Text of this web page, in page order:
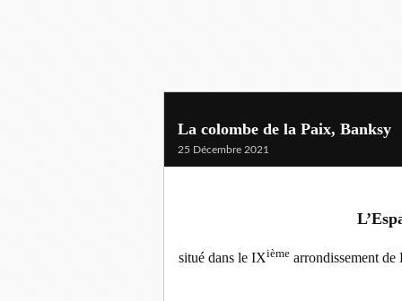
La colombe de la Paix, Banksy
25 Décembre 2021
situé dans le IXième arrondissement de